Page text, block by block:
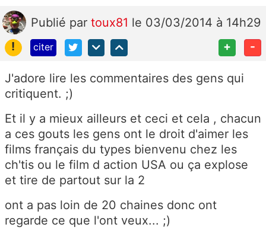
Publié par toux81 le 03/03/2014 à 14h29
!
citer + -
J'adore lire les commentaires des gens qui
critiquent. ;)
Et il y a mieux ailleurs et ceci et cela , chacun
a ces gouts les gens ont le droit d'aimer les
films français du types bienvenu chez les
ch'tis ou le film d action USA ou ça explose
et tire de partout sur la 2
ont a pas loin de 20 chaines donc ont
regarde ce que l'ont veux... ;)